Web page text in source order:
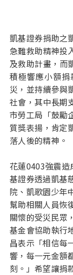
凱基證券捐助之
急難救助精神投
及救助計畫，而
積極響應小額
災，並持續參與
社會，其中長期
市勞工局「鼓勵
質獎表揚，肯定
落人後的精神。
花蓮0403強震造
基證券透過凱基
院、凱歌園少年
幫助相關人員恢
關懷的受災民眾
基金會協助執行
昌表示「相信每
響，每一元金額
刻。」希望讓捐